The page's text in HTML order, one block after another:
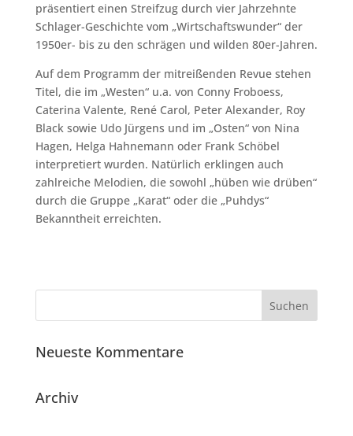
präsentiert einen Streifzug durch vier Jahrzehnte
Schlager-Geschichte vom „Wirtschaftswunder“ der
1950er- bis zu den schrägen und wilden 80er-Jahren.
Auf dem Programm der mitreißenden Revue stehen
Titel, die im „Westen“ u.a. von Conny Froboess,
Caterina Valente, René Carol, Peter Alexander, Roy
Black sowie Udo Jürgens und im „Osten“ von Nina
Hagen, Helga Hahnemann oder Frank Schöbel
interpretiert wurden. Natürlich erklingen auch
zahlreiche Melodien, die sowohl „hüben wie drüben“
durch die Gruppe „Karat“ oder die „Puhdys“
Bekanntheit erreichten.
Neueste Kommentare
Archiv